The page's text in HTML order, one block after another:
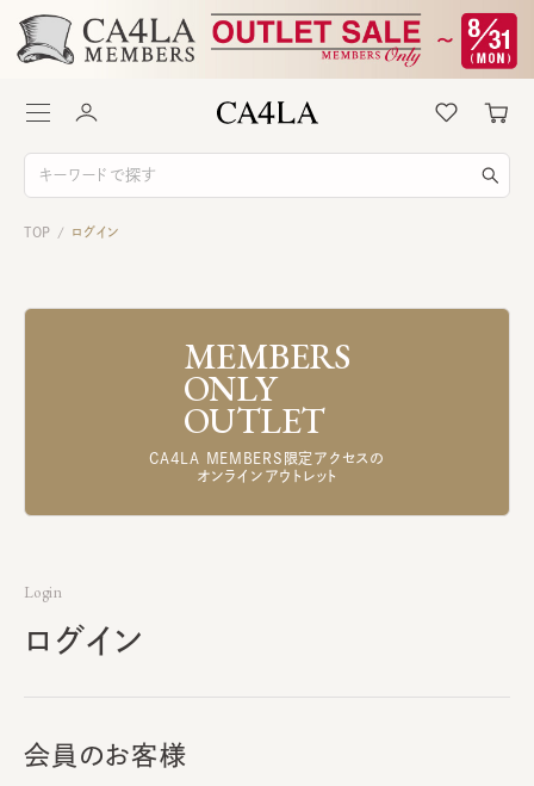
TOP / ログイン
MEMBERS
ONLY
OUTLET
CA4LA MEMBERS限定アクセスの
オンラインアウトレット
Login
ログイン
会員のお客様